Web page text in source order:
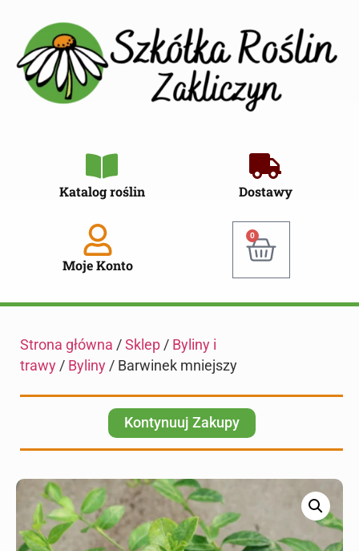
Katalog roślin Dostawy
Moje Konto
0
Strona główna / Sklep / Byliny i
trawy / Byliny / Barwinek mniejszy
Kontynuuj Zakupy